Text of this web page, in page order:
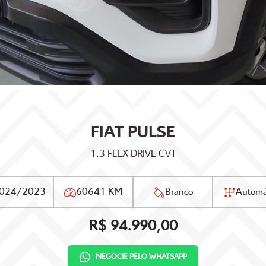
FIAT PULSE
1.3 FLEX DRIVE CVT
2023 60641 KM Branco
R$ 94.990,00
NEGOCIE PELO WHATSAPP